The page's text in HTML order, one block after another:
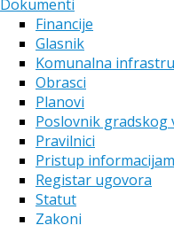
Dokumenti
Financije
Glasnik
Komunalna
Obrasci
Planovi
Poslovnik gradskog
Pravilnici
Pristup
Registar ugovora
Statut
Zakoni